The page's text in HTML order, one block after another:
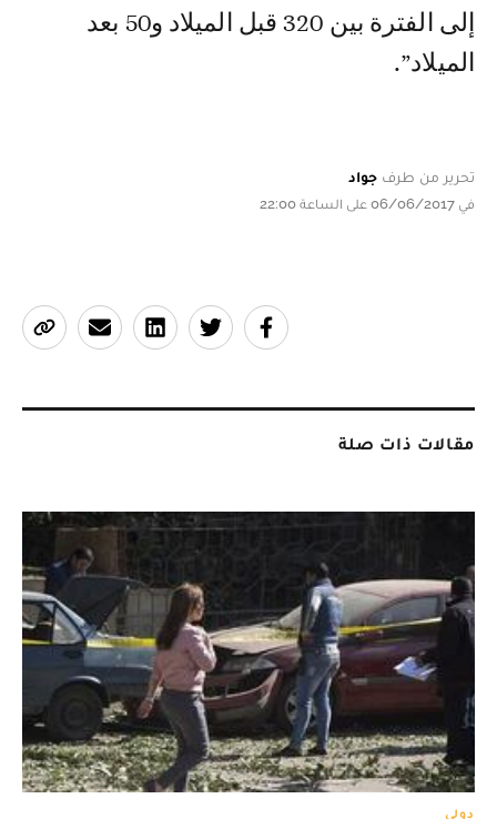
إلى الفترة بين 320 قبل الميلاد و50 بعد
الميلاد”.
تحرير من طرف جواد
في 06/06/2017 على الساعة 22:00
مقالات ذات صلة
دولي